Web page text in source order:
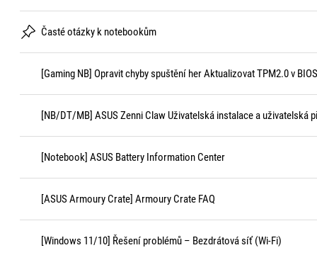
Časté otázky k notebookům
[Gaming NB] Opravit chyby spuštění her Aktualizovat TPM2.0 v
[NB/DT/MB] ASUS Zenni Claw Uživatelská instalace a uživatelská
[Notebook] ASUS Battery Information Center
[ASUS Armoury Crate] Armoury Crate FAQ
[Windows 11/10] Řešení problémů – Bezdrátová síť (Wi-Fi)